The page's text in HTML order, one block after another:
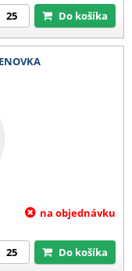
Do košíka
na objednávku
Do košíka